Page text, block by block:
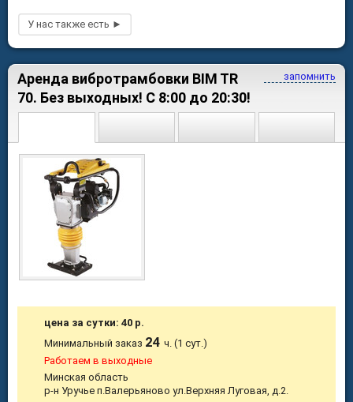
запомнить
Аренда вибротрамбовки BIM TR
70. Без выходных! С 8:00 до 20:30!
цена за сутки: 40 р.
Минимальный заказ 24ч. (1 сут.)
Работаем в выходные
Минская область
р-н Уручье п.Валерьяново ул.Верхняя Луговая, д.2.